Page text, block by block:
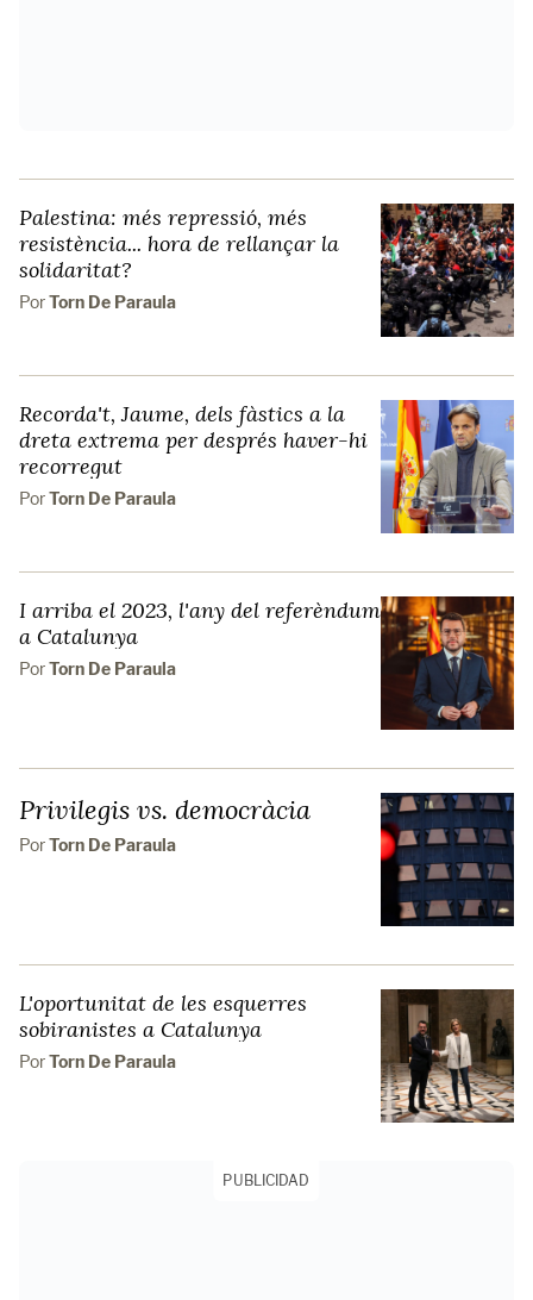
Palestina: més repressió, més
resistència... hora de rellançar la
solidaritat?
PorTorn De Paraula
Recorda't, Jaume, dels fàstics a la
dreta extrema per després haver-hi
recorregut
PorTorn De Paraula
I arriba el 2023, l'any del referèndum
a Catalunya
PorTorn De Paraula
Privilegis vs. democràcia
PorTorn De Paraula
L'oportunitat de les esquerres
sobiranistes a Catalunya
PorTorn De Paraula
PUBLICIDAD